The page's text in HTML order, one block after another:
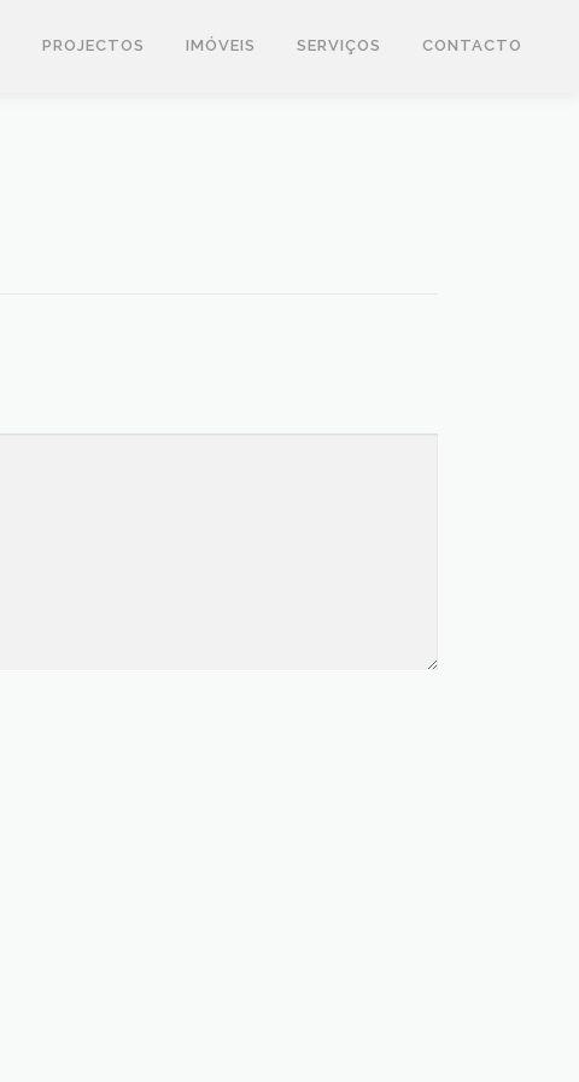
PROJECTOS IMÓVEIS SERVIÇOS CONTACTO